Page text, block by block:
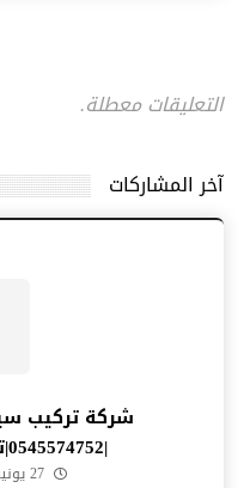
التعليقات معطلة.
آخر المشاركات
شركة تركيب
|0545574752|تركيب السيراميك
27 يونيو، 2024